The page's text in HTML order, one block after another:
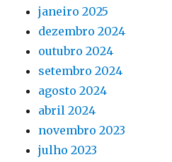
janeiro 2025
dezembro 2024
outubro 2024
setembro 2024
agosto 2024
abril 2024
novembro 2023
julho 2023